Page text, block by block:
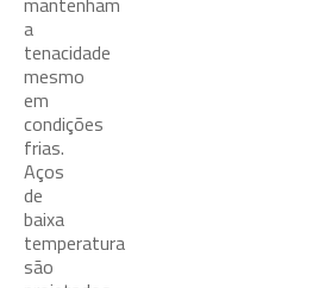
a
tenacidade
mesmo
em
condições
frias.
Aços
de
baixa
temperatura
são